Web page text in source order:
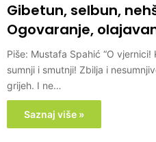
Gibetun, selbun,
Ogovaranje,
Piše: Mustafa Spahić “O vjernici!
sumnji i smutnji! Zbilja i
grijeh. I ne…
Saznaj više »